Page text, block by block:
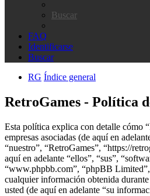
Buscar
FAQ
Identificarse
Buscar
RG Índice general
RetroGames - Política
Esta política explica con detalle cómo
empresas asociadas (de aquí en
“nuestro”, “RetroGames”, “https://
aquí en adelante “ellos”, “sus”,
“www.phpbb.com”, “phpBB
cualquier información obtenida
usted (de aquí en adelante “su